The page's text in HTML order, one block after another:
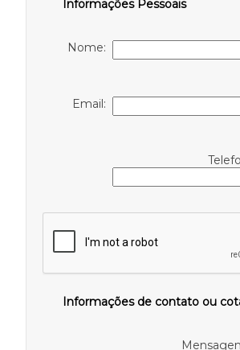
Informações Pessoais
Nome:
Email:
Informações de contato ou